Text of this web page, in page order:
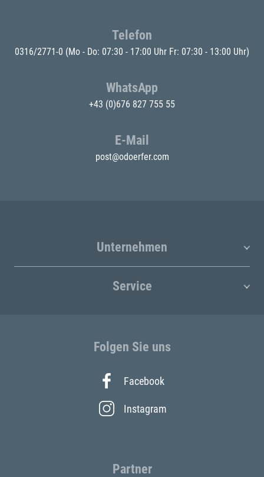
Telefon
0316/2771-0 (Mo - Do: 07:30 - 17:00 Uhr Fr: 07:30 - 13:00 Uhr)
WhatsApp
+43 (0)676 827 755 55
E-Mail
post@odoerfer.com
Unternehmen
Service
Folgen Sie uns
Facebook
Instagram
Partner